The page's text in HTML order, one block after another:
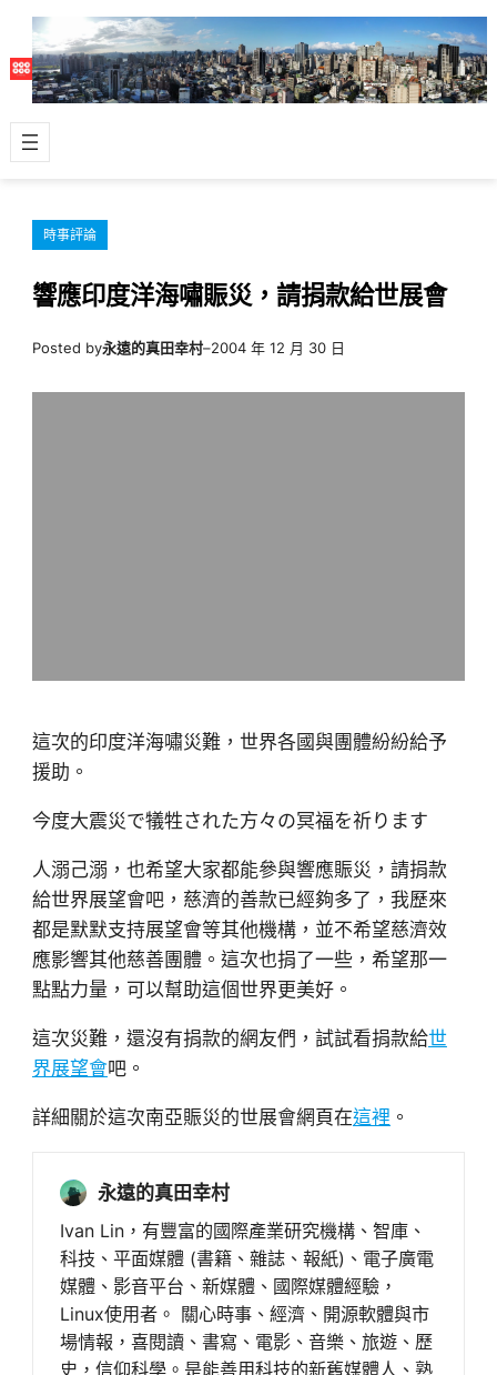
主
容
時事評論
響應印度洋海嘯賑災，請捐款給世展會
Posted by永遠的真田幸村–2004 年 12 月 30 日
這次的印度洋海嘯災難，世界各國與團體紛紛給予
援助。
今度大震災で犠牲された方々の冥福を祈ります
人溺己溺，也希望大家都能參與響應賑災，請捐款
給世界展望會吧，慈濟的善款已經夠多了，我歷來
都是默默支持展望會等其他機構，並不希望慈濟效
應影響其他慈善團體。這次也捐了一些，希望那一
點點力量，可以幫助這個世界更美好。
這次災難，還沒有捐款的網友們，試試看捐款給世
界展望會吧。
詳細關於這次南亞賑災的世展會網頁在這裡 。
永遠的真田幸村
Ivan Lin，有豐富的國際產業研究機構、智庫、
科技、平面媒體 (書籍、雜誌、報紙)、電子廣電
媒體、影音平台、新媒體、國際媒體經驗，
Linux使用者。 關心時事、經濟、開源軟體與市
場情報，喜閱讀、書寫、電影、音樂、旅遊、歷
史，信仰科學。是能善用科技的新舊媒體人、熟